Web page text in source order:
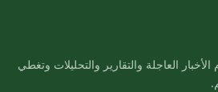
العاجلة والتقارير والتحليلات وتغطي